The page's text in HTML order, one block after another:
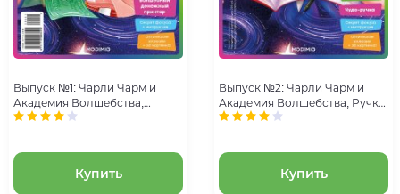
Выпуск №1: Чарли Чарм и
Академия Волшебства,
Бумага превратилась в
Купить
Выпуск №2: Чарли Чарм и
Академия Волшебства, Ручка
прошла насквозь
Купить